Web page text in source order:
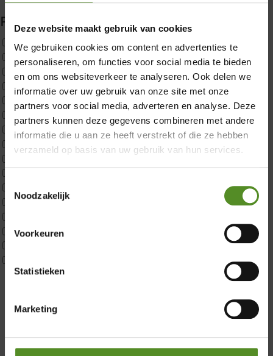
Deze website maakt gebruik van cookies
We gebruiken cookies om content en advertenties te
personaliseren, om functies voor social media te bieden
en om ons websiteverkeer te analyseren. Ook delen we
informatie over uw gebruik van onze site met onze
partners voor social media, adverteren en analyse. Deze
partners kunnen deze gegevens combineren met andere
informatie die u aan ze heeft verstrekt of die ze hebben
verzameld op basis van uw gebruik van hun services.
Toestemmingsselectie
Noodzakelijk
Voorkeuren
Statistieken
Marketing
Filter producten
Uncategorized
2x p650 1pers
CustomBoxspring
ErkendMatras 1 Pers
ErkendMatras 2 Pers
ErkendMatras twijfelaar product
Matrassen
Matrastopper 10cm
p350 twijfelaar
P650 25cm Tweepersoons een kern aanpasbaar
Maatvoering
2 personen
2 personen split
Materiaal
Donderdag 12:00 – 17:00
Zaterdag 12:00 – 17:00
×